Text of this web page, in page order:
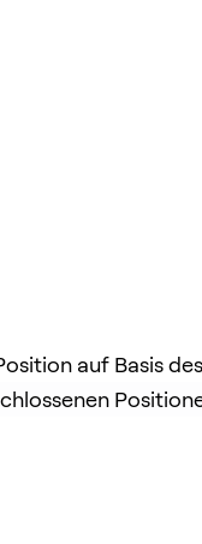
auf Basis